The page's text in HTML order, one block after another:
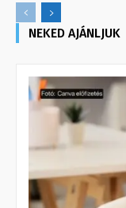
NEKED AJÁNLJUK